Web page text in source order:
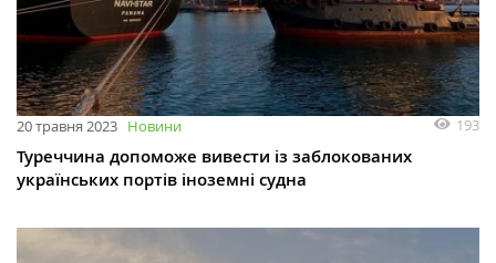
20 травня 2023 Новини 193
Туреччина допоможе вивести із заблокованих
українських портів іноземні судна